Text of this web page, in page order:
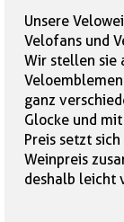
Unsere
Velofans und
Wir stellen sie
ganz
Glocke und
Preis setzt
Weinpreis
deshalb leicht